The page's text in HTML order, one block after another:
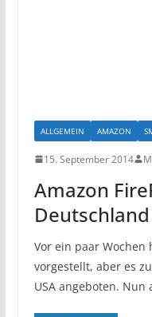
ALLGEMEIN AMAZON
15. September 2014
Amazon
Deutschland
Vor ein paar Wochen
vorgestellt, aber es
USA angeboten. Nun